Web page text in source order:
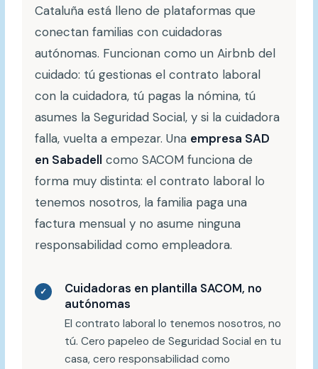
Cataluña está lleno de plataformas que
conectan familias con cuidadoras
autónomas. Funcionan como un Airbnb del
cuidado: tú gestionas el contrato laboral
con la cuidadora, tú pagas la nómina, tú
asumes la Seguridad Social, y si la cuidadora
falla, vuelta a empezar. Una empresa SAD
en Sabadell como SACOM funciona de
forma muy distinta: el contrato laboral lo
tenemos nosotros, la familia paga una
factura mensual y no asume ninguna
responsabilidad como empleadora.
✓
Cuidadoras en plantilla SACOM, no
autónomas
El contrato laboral lo tenemos nosotros, no
tú. Cero papeleo de Seguridad Social en tu
casa, cero responsabilidad como